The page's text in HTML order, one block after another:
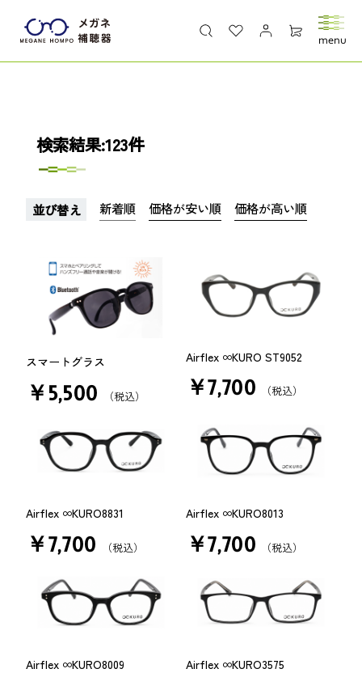
検索結果:123件
並び替え 新着順 価格が安い順 価格が高い順
スマートグラス
￥5,500 （税込）
Airflex ∞KURO ST9052
￥7,700 （税込）
Airflex ∞KURO8831
￥7,700 （税込）
Airflex ∞KURO8013
￥7,700 （税込）
Airflex ∞KURO8009 Airflex ∞KURO3575